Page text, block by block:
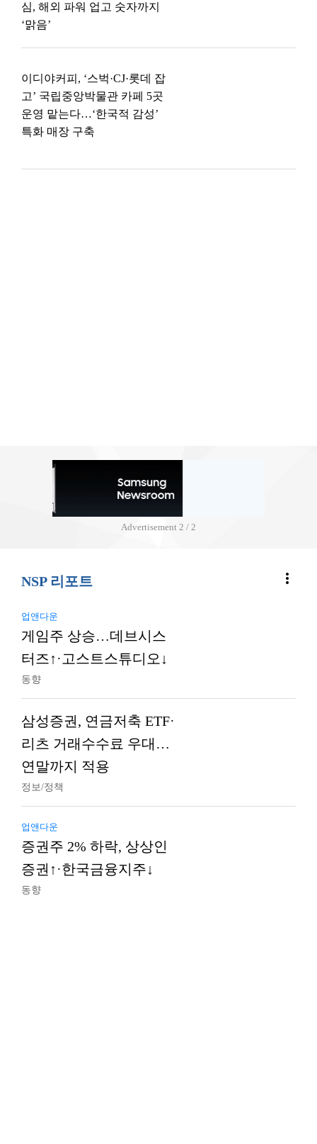
심, 해외 파워 업고 숫자까지
‘맑음’
이디야커피, ‘스벅·CJ·롯데 잡
고’ 국립중앙박물관 카페 5곳
운영 맡는다…‘한국적 감성’
특화 매장 구축
Advertisement 2 / 2
NSP 리포트 more_vert
업앤다운
게임주 상승…데브시스
터즈↑·고스트스튜디오↓
동향
삼성증권, 연금저축 ETF·
리츠 거래수수료 우대…
연말까지 적용
정보/정책
업앤다운
증권주 2% 하락, 상상인
증권↑·한국금융지주↓
동향